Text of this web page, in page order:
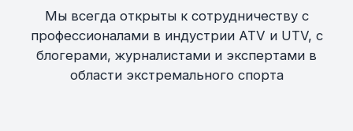
Мы всегда открыты к сотрудничеству с
профессионалами в индустрии ATV и UTV, с
блогерами, журналистами и экспертами в
области экстремального спорта